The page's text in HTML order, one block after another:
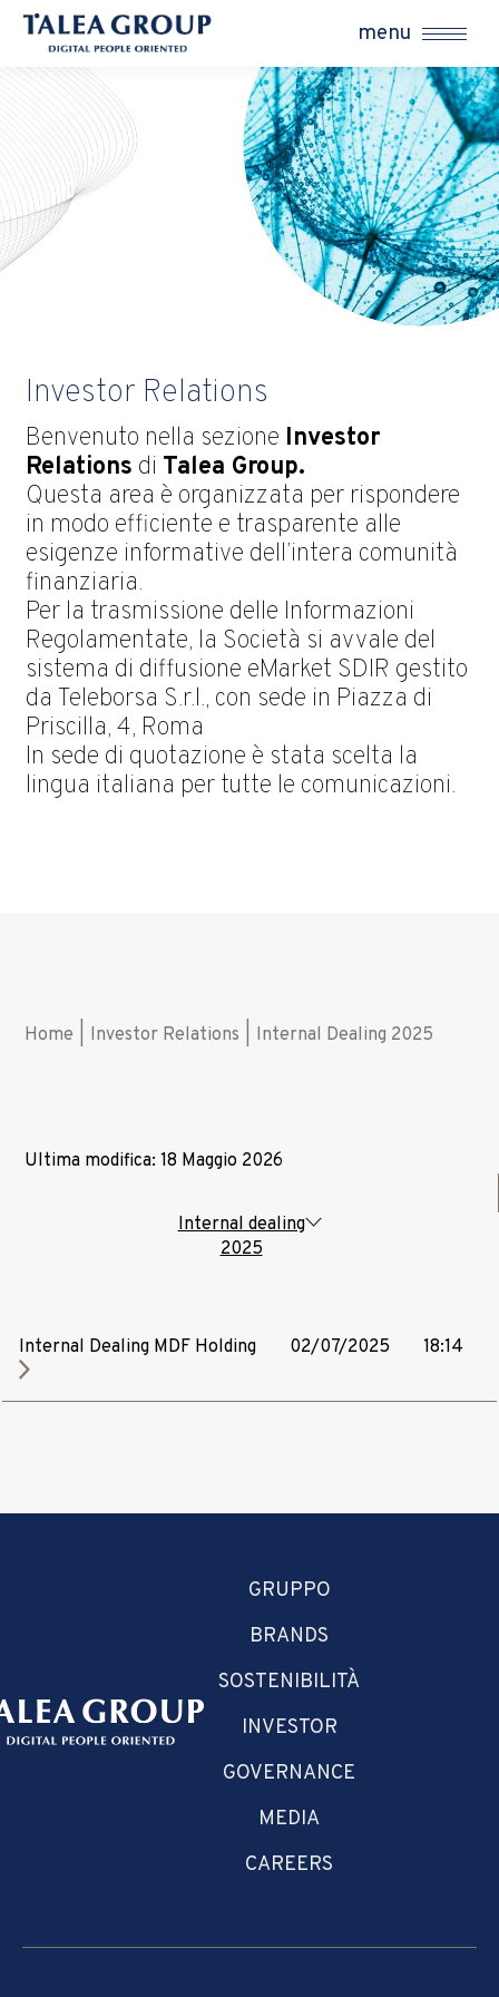
menu
Investor Relations
Benvenuto nella sezione Investor
Relations di Talea Group.
Questa area è organizzata per rispondere
in modo efficiente e trasparente alle
esigenze informative dell’intera comunità
finanziaria.
Per la trasmissione delle Informazioni
Regolamentate, la Società si avvale del
sistema di diffusione eMarket SDIR gestito
da Teleborsa S.r.l., con sede in Piazza di
Priscilla, 4, Roma
In sede di quotazione è stata scelta la
lingua italiana per tutte le comunicazioni.
Home Investor Relations Internal Dealing 2025
Ultima modifica: 18 Maggio 2026
Internal dealing
2025
Internal Dealing MDF Holding 02/07/2025 18:14
GRUPPO
BRANDS
SOSTENIBILITÀ
INVESTOR
GOVERNANCE
MEDIA
CAREERS